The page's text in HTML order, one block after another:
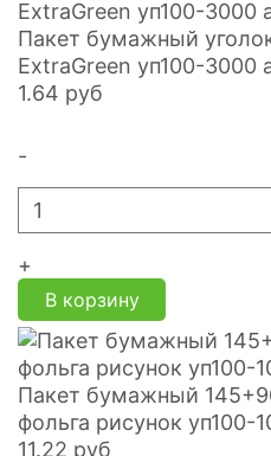
Пакет бумажный
ExtraGreen уп100-3000
1.64 руб
-
+
В корзину
Пакет бумажный
фольга рисунок уп100-
11.22 руб